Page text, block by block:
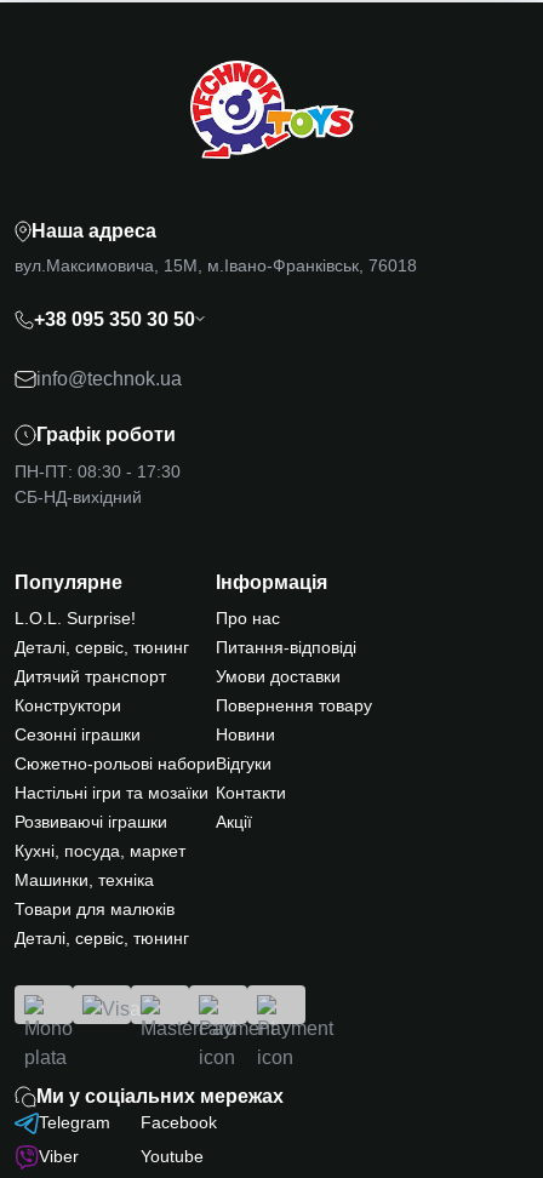
Наша адреса
вул.Максимовича, 15М, м.Івано-Франківськ, 76018
+38 095 350 30 50
info@technok.ua
Графік роботи
ПН-ПТ: 08:30 - 17:30
СБ-НД-вихідний
Популярне
L.O.L. Surprise!
Деталі, сервіс, тюнинг
Дитячий транспорт
Конструктори
Сезонні іграшки
Сюжетно-рольові набори
Настільні ігри та мозаїки
Розвиваючі іграшки
Кухні, посуда, маркет
Машинки, техніка
Товари для малюків
Деталі, сервіс, тюнинг
Інформація
Про нас
Питання-відповіді
Умови доставки
Повернення товару
Новини
Відгуки
Контакти
Акції
Ми у соціальних мережах
Telegram
Viber
Facebook
Youtube